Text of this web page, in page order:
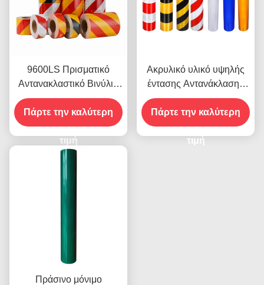
9600LS Πρισματικό
Αντανακλαστικό Βινύλιο
Ρολ Φιλμ υψηλής
έντασης
Πάρτε την καλύτερη
τιμή
Ακρυλικό υλικό υψηλής
έντασης Αντανάκλασης
9300 για αυτοκόλλητα
οχημάτων
Πάρτε την καλύτερη
τιμή
Πράσινο μόνιμο